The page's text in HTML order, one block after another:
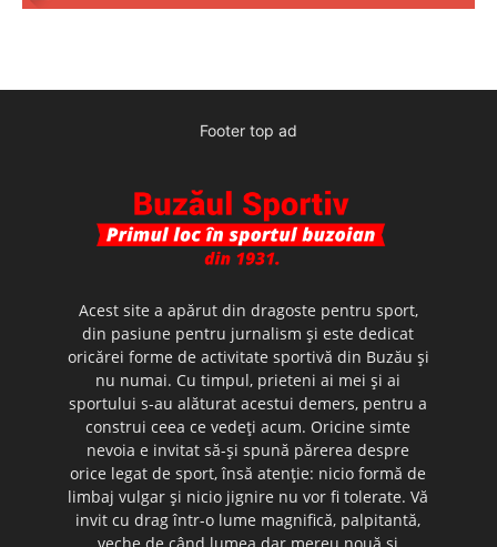
Footer top ad
Acest site a apărut din dragoste pentru sport,
din pasiune pentru jurnalism şi este dedicat
oricărei forme de activitate sportivă din Buzău şi
nu numai. Cu timpul, prieteni ai mei şi ai
sportului s-au alăturat acestui demers, pentru a
construi ceea ce vedeţi acum. Oricine simte
nevoia e invitat să-şi spună părerea despre
orice legat de sport, însă atenţie: nicio formă de
limbaj vulgar şi nicio jignire nu vor fi tolerate. Vă
invit cu drag într-o lume magnifică, palpitantă,